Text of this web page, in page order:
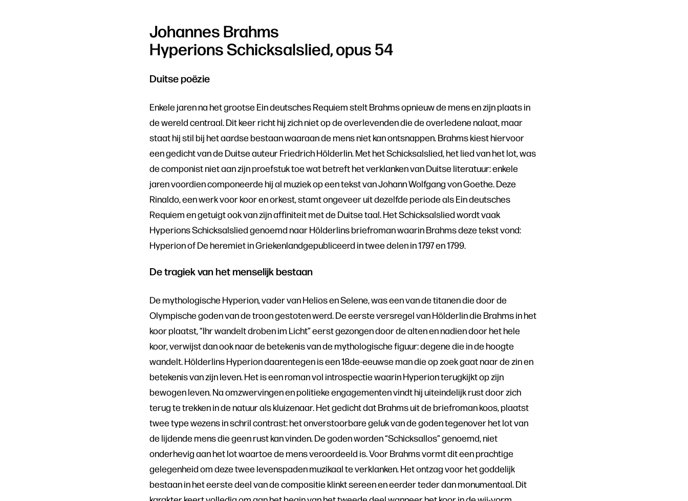
Johannes Brahms
Hyperions Schicksalslied, opus 54
Duitse poëzie
Enkele jaren na het grootse Ein deutsches Requiem stelt Brahms opnieuw de mens en zijn plaats in
de wereld centraal. Dit keer richt hij zich niet op de overlevenden die de overledene nalaat, maar
staat hij stil bij het aardse bestaan waaraan de mens niet kan ontsnappen. Brahms kiest hiervoor
een gedicht van de Duitse auteur Friedrich Hölderlin. Met het Schicksalslied, het lied van het lot, was
de componist niet aan zijn proefstuk toe wat betreft het verklanken van Duitse literatuur: enkele
jaren voordien componeerde hij al muziek op een tekst van Johann Wolfgang von Goethe. Deze
Rinaldo, een werk voor koor en orkest, stamt ongeveer uit dezelfde periode als Ein deutsches
Requiem en getuigt ook van zijn affiniteit met de Duitse taal. Het Schicksalslied wordt vaak
Hyperions Schicksalslied genoemd naar Hölderlins briefroman waarin Brahms deze tekst vond:
Hyperion of De heremiet in Griekenlandgepubliceerd in twee delen in 1797 en 1799.
De tragiek van het menselijk bestaan
De mythologische Hyperion, vader van Helios en Selene, was een van de titanen die door de
Olympische goden van de troon gestoten werd. De eerste versregel van Hölderlin die Brahms in het
koor plaatst, “Ihr wandelt droben im Licht” eerst gezongen door de alten en nadien door het hele
koor, verwijst dan ook naar de betekenis van de mythologische figuur: degene die in de hoogte
wandelt. Hölderlins Hyperion daarentegen is een 18de-eeuwse man die op zoek gaat naar de zin en
betekenis van zijn leven. Het is een roman vol introspectie waarin Hyperion terugkijkt op zijn
bewogen leven. Na omzwervingen en politieke engagementen vindt hij uiteindelijk rust door zich
terug te trekken in de natuur als kluizenaar. Het gedicht dat Brahms uit de briefroman koos, plaatst
twee type wezens in schril contrast: het onverstoorbare geluk van de goden tegenover het lot van
de lijdende mens die geen rust kan vinden. De goden worden “Schicksallos” genoemd, niet
onderhevig aan het lot waartoe de mens veroordeeld is. Voor Brahms vormt dit een prachtige
gelegenheid om deze twee levenspaden muzikaal te verklanken. Het ontzag voor het goddelijk
bestaan in het eerste deel van de compositie klinkt sereen en eerder teder dan monumentaal. Dit